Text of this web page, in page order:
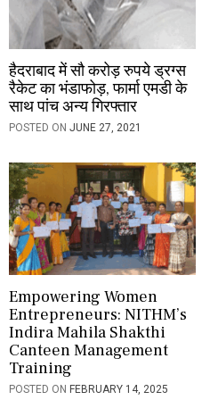
हैदराबाद में सौ करोड़ रुपये ड्रग्स
रैकेट का भंडाफोड़, फार्मा एमडी के
साथ पांच अन्य गिरफ्तार
POSTED ON JUNE 27, 2021
Empowering Women
Entrepreneurs: NITHM’s
Indira Mahila Shakthi
Canteen Management
Training
POSTED ON FEBRUARY 14, 2025